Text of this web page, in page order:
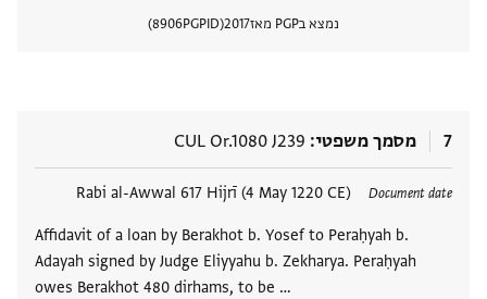
נמצא בPGP מאז 2017
PGPID
8906
7 מסמך משפטי CUL Or.1080 J239
Document date
Rabi al-Awwal 617 Hijrī (4 May 1220 CE)
Affidavit of a loan by Berakhot b. Yosef to Peraḥyah b.
Adayah signed by Judge Eliyyahu b. Zekharya. Peraḥyah
owes Berakhot 480 dirhams, to be …
תגים